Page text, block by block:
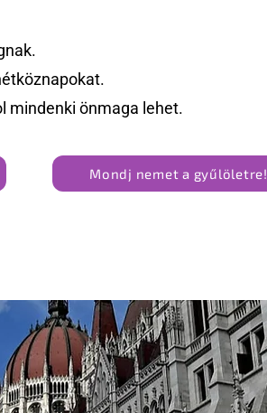
mindenki önmaga lehet.
Mondj nemet a gyűlöletre!